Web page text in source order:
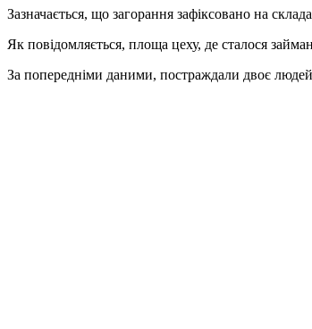
Зазначається, що загорання зафіксовано на
Як повідомляється, площа цеху, де сталося
За попередніми даними, постраждали двоє